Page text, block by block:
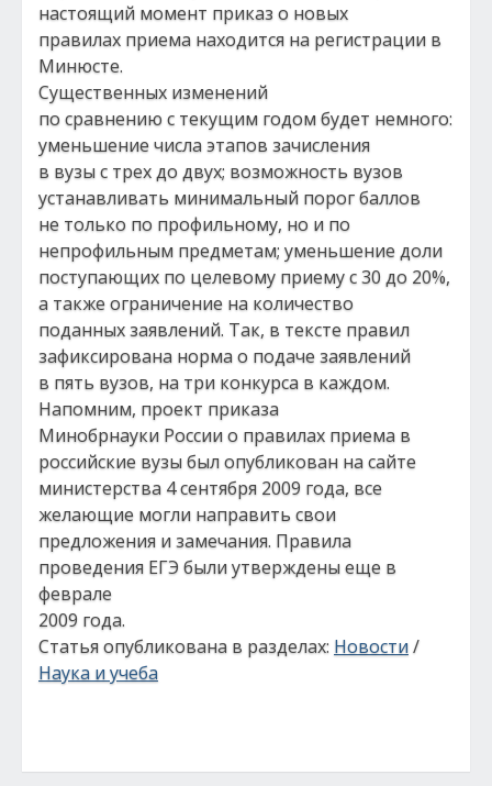
настоящий момент приказ о новых
правилах приема находится на регистрации в
Минюсте.
Существенных изменений
по сравнению с текущим годом будет немного:
уменьшение числа этапов зачисления
в вузы с трех до двух; возможность вузов
устанавливать минимальный порог баллов
не только по профильному, но и по
непрофильным предметам; уменьшение доли
поступающих по целевому приему с 30 до 20%,
а также ограничение на количество
поданных заявлений. Так, в тексте правил
зафиксирована норма о подаче заявлений
в пять вузов, на три конкурса в каждом.
Напомним, проект приказа
Минобрнауки России о правилах приема в
российские вузы был опубликован на сайте
министерства 4 сентября 2009 года, все
желающие могли направить свои
предложения и замечания. Правила
проведения ЕГЭ были утверждены еще в
феврале
2009 года.
Статья опубликована в разделах: Новости/
Наука и учеба